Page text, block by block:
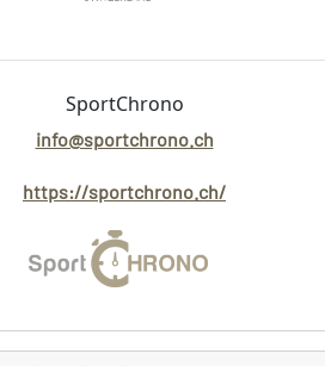
SportChrono
info@sportchrono.ch
https://sportchrono.ch/